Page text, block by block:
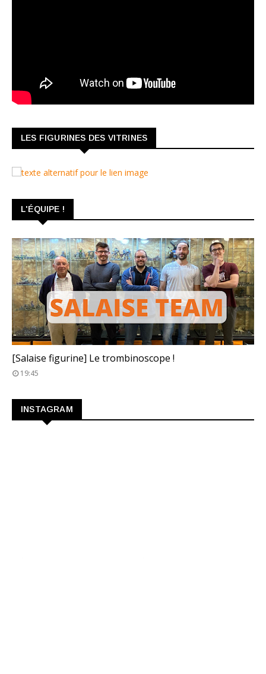
LES FIGURINES DES VITRINES
L'ÉQUIPE !
[Salaise figurine] Le trombinoscope !
19:45
INSTAGRAM